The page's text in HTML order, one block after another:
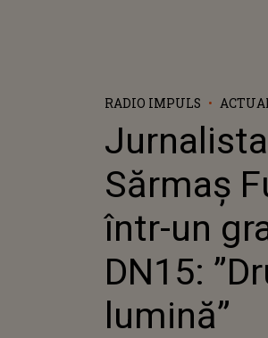
RADIO IMPULS
Sărmaș
într-un
DN15:
lumină”